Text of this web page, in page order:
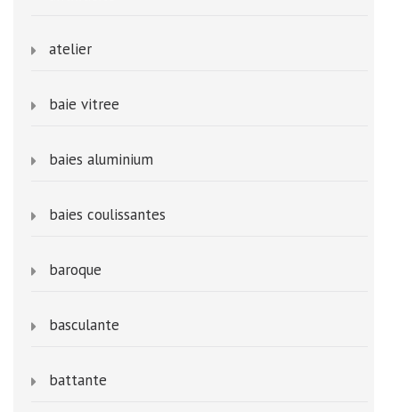
atelier
baie vitree
baies aluminium
baies coulissantes
baroque
basculante
battante